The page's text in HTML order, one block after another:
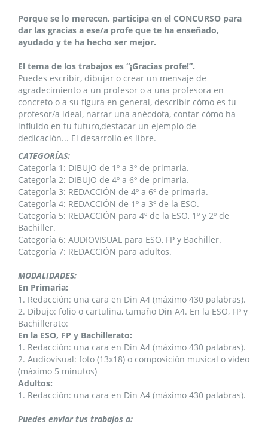
Porque se lo merecen, participa en el CONCURSO para
dar las gracias a ese/a profe que te ha enseñado,
ayudado y te ha hecho ser mejor.
El tema de los trabajos es “¡Gracias profe!”.
Puedes escribir, dibujar o crear un mensaje de
agradecimiento a un profesor o a una profesora en
concreto o a su ﬁgura en general, describir cómo es tu
profesor/a ideal, narrar una anécdota, contar cómo ha
inﬂuido en tu futuro,destacar un ejemplo de
dedicación... El desarrollo es libre.
CATEGORÍAS:
Categoría 1: DIBUJO de 1º a 3º de primaria.
Categoría 2: DIBUJO de 4º a 6º de primaria.
Categoría 3: REDACCIÓN de 4º a 6º de primaria.
Categoría 4: REDACCIÓN de 1º a 3º de la ESO.
Categoría 5: REDACCIÓN para 4º de la ESO, 1º y 2º de
Bachiller.
Categoría 6: AUDIOVISUAL para ESO, FP y Bachiller.
Categoría 7: REDACCIÓN para adultos.
MODALIDADES:
En Primaria:
1. Redacción: una cara en Din A4 (máximo 430 palabras).
2. Dibujo: folio o cartulina, tamaño Din A4. En la ESO, FP y
Bachillerato:
En la ESO, FP y Bachillerato:
1. Redacción: una cara en Din A4 (máximo 430 palabras).
2. Audiovisual: foto (13x18) o composición musical o video
(máximo 5 minutos)
Adultos:
1. Redacción: una cara en Din A4 (máximo 430 palabras).
Puedes enviar tus trabajos a: